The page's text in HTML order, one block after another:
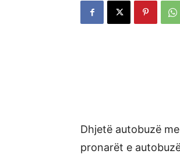
Dhjetë autobuzë
pronarët e